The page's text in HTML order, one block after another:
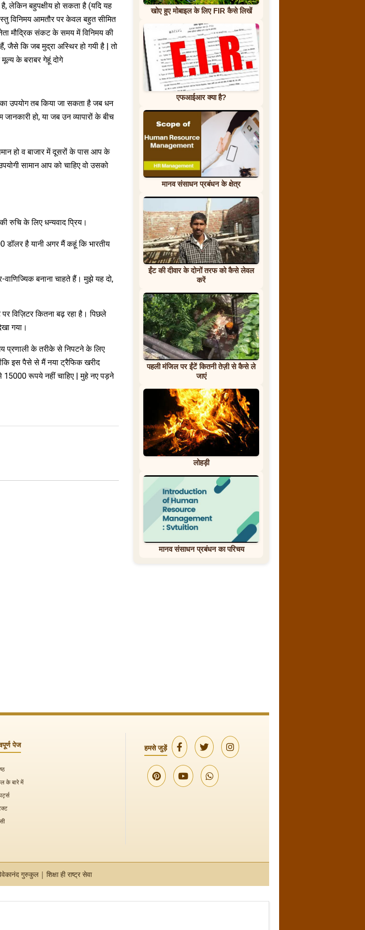
है, लेकिन बहुपक्षीय हो सकता है (यदि यह
विनिमय आमतौर पर केवल बहुत सीमित
मौद्रिक संकट के समय में विनिमय की
जैसे कि जब मुद्रा अस्थिर हो गयी है | तो
के बराबर गेहूं दोगे
उपयोग तब किया जा सकता है जब धन
हो, या जब उन व्यापारों के बीच
हो व बाजार में दूसरों के पास आप के
सामान आप को चाहिए वो उसको
रुचि के लिए धन्यवाद प्रिय।
है यानी अगर मैं कहूं कि भारतीय
बनाना चाहते हैं। मुझे यह दो,
विज़िटर कितना बढ़ रहा है। पिछले
गया।
प्रणाली के तरीके से निपटने के लिए
इस पैसे से मैं नया ट्रैफिक खरीद
रूपये नहीं चाहिए | मुहे नए पड़ने
खोए हुए मोबाइल के लिए FIR कैसे लिखें
एफआईआर क्या है?
मानव संसाधन प्रबंधन के क्षेत्र
ईंट की दीवार के दोनों तरफ को कैसे लेवल
करें
पहली मंजिल पर ईंटें कितनी तेज़ी से कैसे ले
जाएं
लोहड़ी
मानव संसाधन प्रबंधन का परिचय
पेज
के बारे में
हमसे जुड़ें
गुरुकुल | शिक्षा ही राष्ट्र सेवा